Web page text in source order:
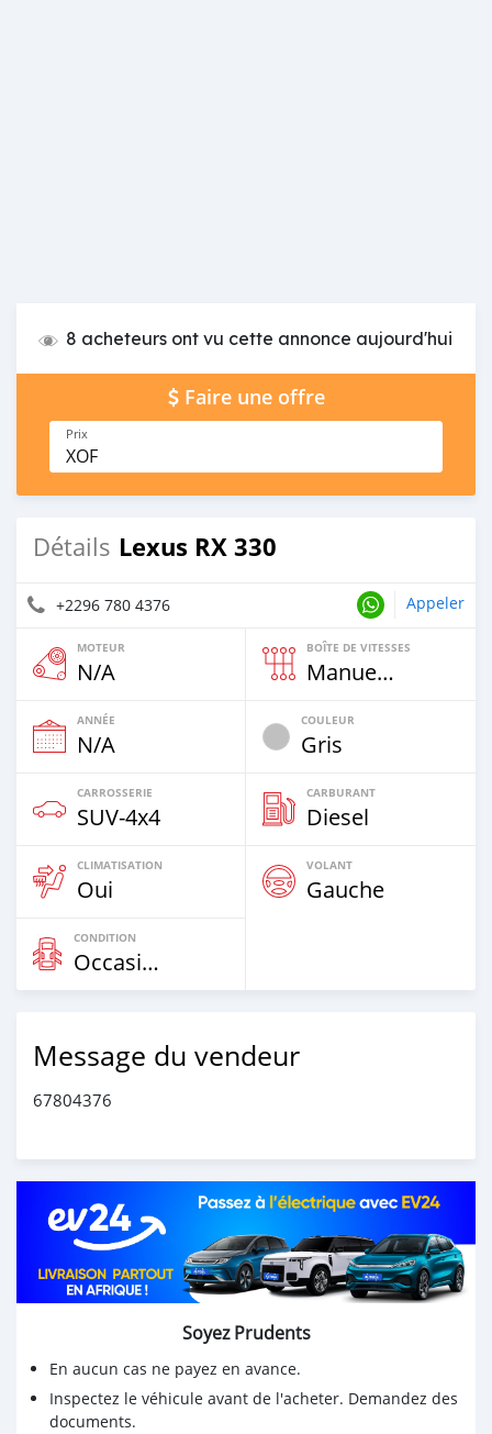
8 acheteurs ont vu cette annonce aujourd'hui
Faire une offre
Prix
XOF
Détails Lexus RX 330
+2296 780 4376 Appeler
MOTEUR
N/A
BOÎTE DE VITESSES
Manuelle
ANNÉE
N/A
COULEUR
Gris
CARROSSERIE
SUV‒4x4
CARBURANT
Diesel
CLIMATISATION
Oui
VOLANT
Gauche
CONDITION
Occasion
Message du vendeur
67804376
Soyez Prudents
En aucun cas ne payez en avance.
Inspectez le véhicule avant de l'acheter. Demandez des
documents.